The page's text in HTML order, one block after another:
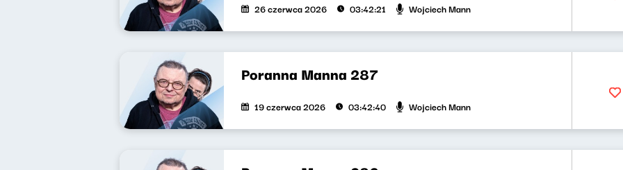
26 czerwca 2026 03:42:21 Wojciech Mann
Poranna Manna 287
19 czerwca 2026 03:42:40 Wojciech Mann